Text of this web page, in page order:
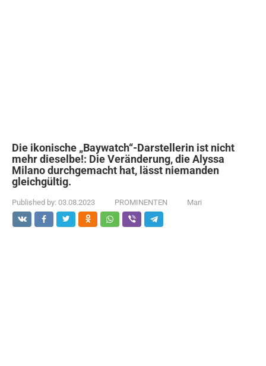
Die ikonische „Baywatch“-Darstellerin ist nicht
mehr dieselbe!: Die Veränderung, die Alyssa
Milano durchgemacht hat, lässt niemanden
gleichgültig.
Published by: 03.08.2023 PROMINENTEN Mari